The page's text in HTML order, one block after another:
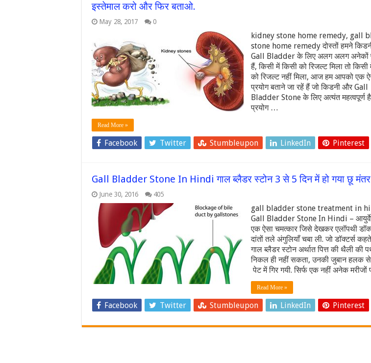
इस्तेमाल करो और फिर बताओ.
May 28, 2017 0
kidney stone home remedy, gall
stone home remedy दोस्तों हमने
Gall Bladder के लिए अलग अलग अनेकों
हैं, किसी में किसी को रिजल्ट मिला तो किसी
को रिजल्ट नहीं मिला, आज हम आपको एक
प्रयोग बताने जा रहें हैं जो किडनी और Gall
Bladder Stone के लिए अत्यंत महत्वपूर्ण
प्रयोग …
Read More »
Facebook Twitter Stumbleupon LinkedIn Pinterest
Gall Bladder Stone In Hindi गाल ब्लैडर स्टोन 3 से 5 दिन में हो गया छू मंतर
June 30, 2016 405
gall bladder stone treatment in
Gall Bladder Stone In Hindi –
एक ऐसा चमत्कार जिसे देखकर एलॉपथी
दांतों तले अंगुलियाँ चबा ली. जो डॉक्टर्स
गाल ब्लैडर स्टोन अर्थात पित्त की थैली की
निकल ही नहीं सकता, उनकी जुबान हलक
पेट में गिर गयी. सिर्फ एक नहीं अनेक
Read More »
Facebook Twitter Stumbleupon LinkedIn Pinterest